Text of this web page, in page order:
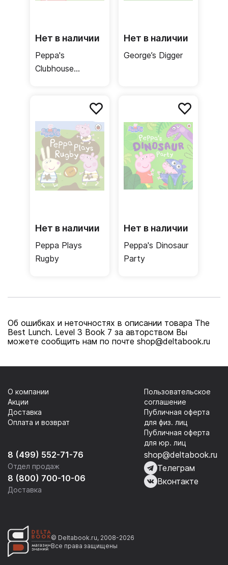
Нет в наличии
Peppa's
Clubhouse
Нет в наличии
George’s Digger
Нет в наличии
Peppa Plays
Rugby
Нет в наличии
Peppa's Dinosaur
Party
Об ошибках и неточностях в описании товара The
Best Lunch. Level 3 Book 7 за авторством Вы
можете сообщить нам по почте shop@deltabook.ru
8 (499) 552-71-76
Отдел продаж
8 (800) 700-10-06
Доставка
О компании
Акции
Доставка
Оплата и возврат
Пользовательское
соглашение
Публичная оферта
для физ. лиц
Публичная оферта
для юр. лиц
shop@deltabook.ru
Телеграм
Вконтакте
© Deltabook.ru, 2008-2026
Все права защищены